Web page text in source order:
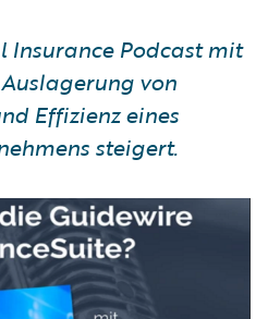
Insurance Podcast mit
von
Effizienz eines
steigert.